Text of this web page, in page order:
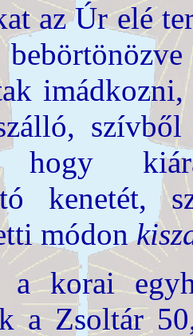
az Úr elé
kenetét,
módon
a korai
a Zsoltár